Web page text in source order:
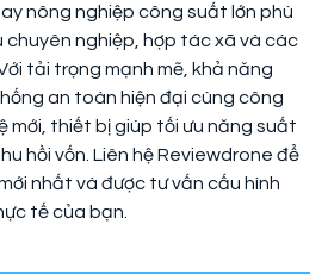
nông nghiệp công suất lớn phù
chuyên nghiệp, hợp tác xã và các
tải trọng mạnh mẽ, khả năng
an toàn hiện đại cùng công
mới, thiết bị giúp tối ưu năng suất
hồi vốn. Liên hệ Reviewdrone để
nhất và được tư vấn cấu hình
tế của bạn.